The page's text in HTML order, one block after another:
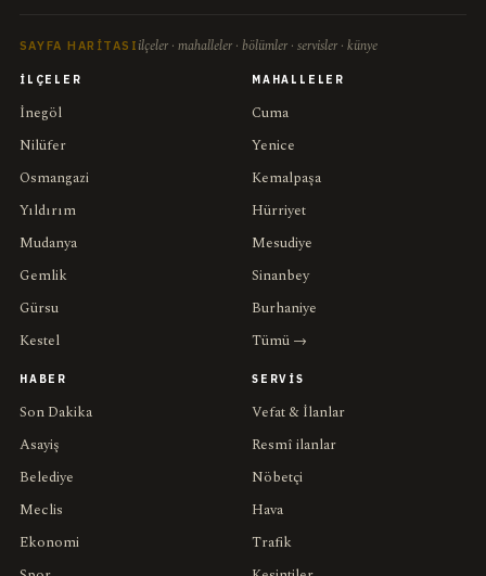
SAYFA HARITASI ilçeler · mahalleler · bölümler · servisler · künye
İLÇELER
İnegöl
Nilüfer
Osmangazi
Yıldırım
Mudanya
Gemlik
Gürsu
Kestel
MAHALLELER
Cuma
Yenice
Kemalpaşa
Hürriyet
Mesudiye
Sinanbey
Burhaniye
Tümü →
HABER
Son Dakika
Asayiş
Belediye
Meclis
Ekonomi
SERVIS
Vefat & İlanlar
Resmî ilanlar
Nöbetçi
Hava
Trafik